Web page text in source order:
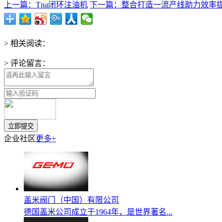
上一篇：Tna闭环注油机 下一篇：整合打造一流产线助力效率
> 相关阅读：
> 评论留言：
企业社区更多+
盖米阀门（中国）有限公司
德国盖米公司成立于1964年，是世界著名...